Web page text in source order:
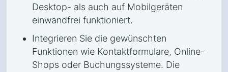
Desktop- als auch auf Mobilgeräten
einwandfrei funktioniert.
Integrieren Sie die gewünschten
Funktionen wie Kontaktformulare, Online-
Shops oder Buchungssysteme. Die